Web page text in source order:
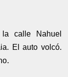
calle Nahuel
El auto volcó.
.